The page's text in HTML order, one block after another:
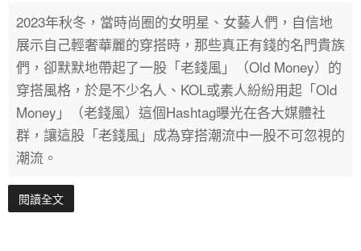
2023年秋冬，當時尚圈的女明星、女藝人們，自信地
展示自己輕奢華麗的穿搭時，那些真正有錢的名門貴族
們，卻默默地帶起了一股「老錢風」（Old Money）的
穿搭風格，於是不少名人、KOL或素人紛紛用起「Old
Money」（老錢風）這個Hashtag曝光在各大媒體社
群，讓這股「老錢風」成為穿搭潮流中一股不可忽視的
潮流。
閱讀全文